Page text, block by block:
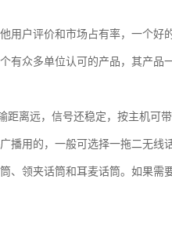
用户评价和市场占有率，一个好
有众多单位认可的产品，其产品
距离远，信号还稳定，按主机可
播用的，一般可选择一拖二无线
、领夹话筒和耳麦话筒。如果